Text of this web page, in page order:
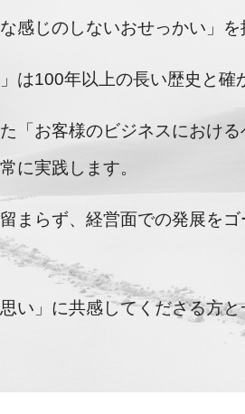
感じのしないおせっかい」を
は100年以上の長い歴史と確
「お客様のビジネスにおけ
に実践します。
まらず、経営面での発展を
い」に共感してくださる方